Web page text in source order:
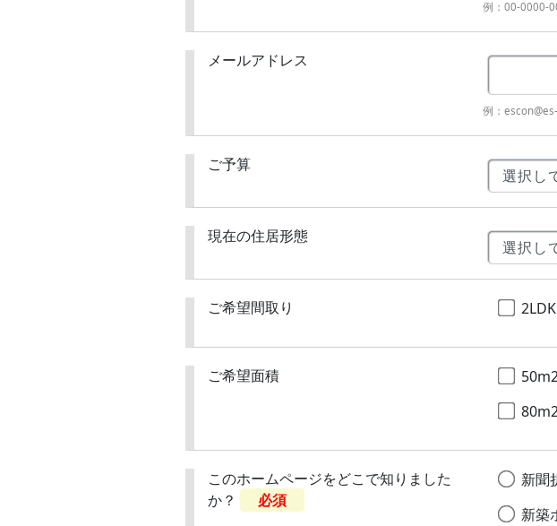
例：00-0000-
メールアドレス
例：
ご予算
現在の住居形態
ご希望間取り 2LDK
ご希望面積
このホームページをどこで知りました
か？
必須
新聞
新築